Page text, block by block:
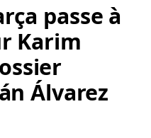
passe à
Karim
Álvarez